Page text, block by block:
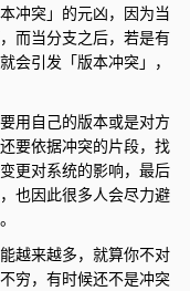
冲突」的元凶，因为当
而当分支之后，若是有
会引发「版本冲突」，
用自己的版本或是对方
要依据冲突的片段，找
更对系统的影响，最后
也因此很多人会尽力避
越来越多，就算你不对
穷，有时候还不是冲突